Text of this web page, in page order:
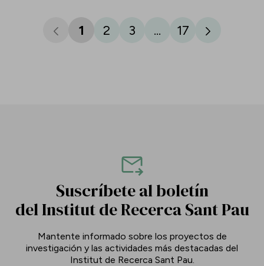
1 2 3 ... 17
Suscríbete al boletín
del Institut de Recerca Sant Pau
Mantente informado sobre los proyectos de
investigación y las actividades más destacadas del
Institut de Recerca Sant Pau.